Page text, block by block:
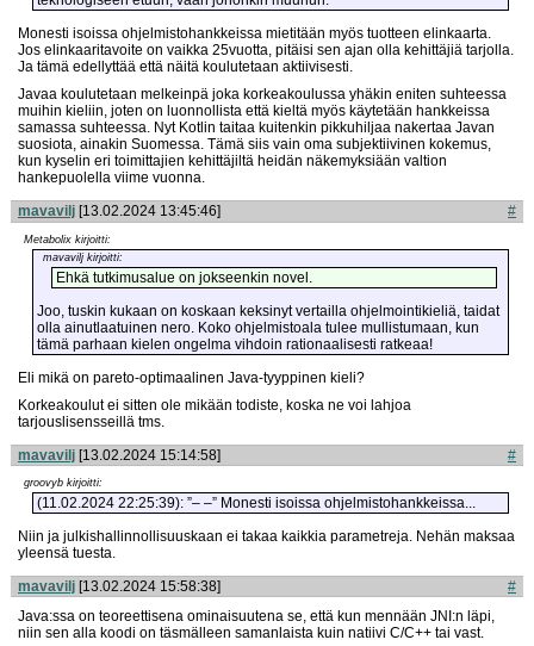
Monesti isoissa ohjelmistohankkeissa mietitään myös tuotteen elinkaarta.
Jos elinkaaritavoite on vaikka 25vuotta, pitäisi sen ajan olla kehittäjiä tarjolla.
Ja tämä edellyttää että näitä koulutetaan aktiivisesti.
Javaa koulutetaan melkeinpä joka korkeakoulussa yhäkin eniten suhteessa
muihin kieliin, joten on luonnollista että kieltä myös käytetään hankkeissa
samassa suhteessa. Nyt Kotlin taitaa kuitenkin pikkuhiljaa nakertaa Javan
suosiota, ainakin Suomessa. Tämä siis vain oma subjektiivinen kokemus,
kun kyselin eri toimittajien kehittäjiltä heidän näkemyksiään valtion
hankepuolella viime vuonna.
mavavilj [13.02.2024 13:45:46] #
Metabolix kirjoitti:
mavavilj kirjoitti:
Ehkä tutkimusalue on jokseenkin novel.
Joo, tuskin kukaan on koskaan keksinyt vertailla ohjelmointikieliä, taidat
olla ainutlaatuinen nero. Koko ohjelmistoala tulee mullistumaan, kun
tämä parhaan kielen ongelma vihdoin rationaalisesti ratkeaa!
Eli mikä on pareto-optimaalinen Java-tyyppinen kieli?
Korkeakoulut ei sitten ole mikään todiste, koska ne voi lahjoa
tarjouslisensseillä tms.
mavavilj [13.02.2024 15:14:58] #
groovyb kirjoitti:
(11.02.2024 22:25:39): ”– –” Monesti isoissa ohjel­mis­to­hank­keissa...
Niin ja julkishallinnollisuuskaan ei takaa kaikkia parametreja. Nehän maksaa
yleensä tuesta.
mavavilj [13.02.2024 15:58:38]
#
Java:ssa on teoreettisena ominaisuutena se, että kun mennään JNI:n läpi,
niin sen alla koodi on täsmälleen samanlaista kuin natiivi C/C++ tai vast.